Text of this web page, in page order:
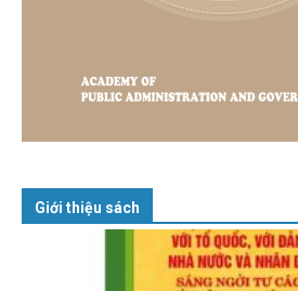
Giới thiệu sách